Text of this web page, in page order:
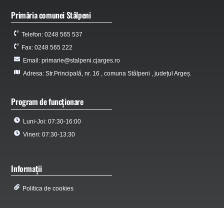
Primăria comunei Stâlpeni
Telefon: 0248 565 537
Fax: 0248 565 222
Email: primarie@stalpeni.cjarges.ro
Adresa: Str.Principală, nr. 16 , comuna Stâlpeni , județul Argeș.
Program de funcționare
Luni-Joi: 07:30-16:00
Vineri: 07:30-13:30
Informații
Politica de cookies